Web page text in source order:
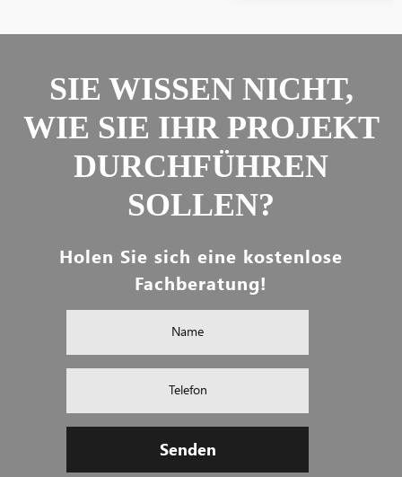
SIE WISSEN NICHT,
WIE SIE IHR PROJEKT
DURCHFÜHREN
SOLLEN?
Holen Sie sich eine kostenlose
Fachberatung!
Senden